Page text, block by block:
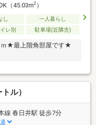
（45.03m2）
し
一人暮らし
レ別 駐車場(近隣含)
★最上階角部屋です★
ル）
線 春日井駅 徒歩7分